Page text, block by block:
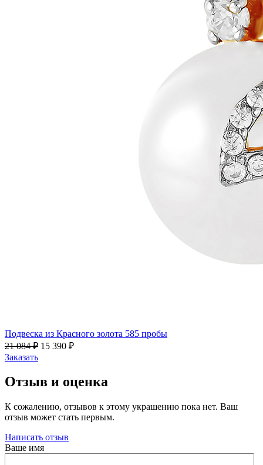
Подвеска из Красного золота 585 пробы
21 084 ₽ 15 390 ₽
Заказать
Отзыв и оценка
К сожалению, отзывов к этому украшению пока нет. Ваш
отзыв может стать первым.
Написать отзыв
Ваше имя